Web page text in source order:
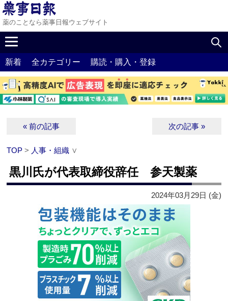
薬のことなら薬事日報ウェブサイト
新着 全カテゴリー 購読・購入・登録
« 前の記事 次の記事 »
TOP > 人事・組織 ∨
黒川氏が代表取締役辞任 参天製薬
2024年03月29日 (金)